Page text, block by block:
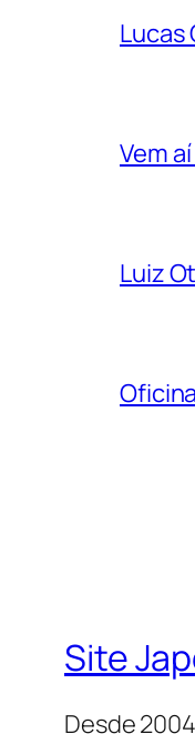
Lucas
Vem
Luiz
Site
Desde